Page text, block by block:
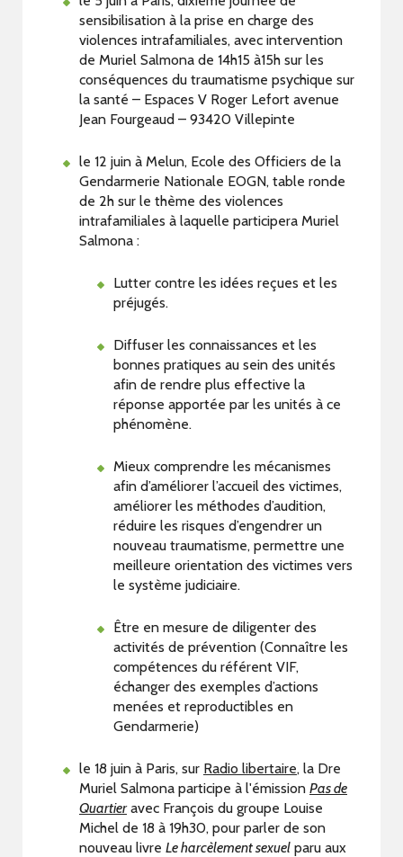
sensibilisation à la prise en charge des
violences intrafamiliales, avec intervention
de Muriel Salmona de 14h15 à15h sur les
conséquences du traumatisme psychique sur
la santé – Espaces V Roger Lefort avenue
Jean Fourgeaud – 93420 Villepinte
le 12 juin à Melun, Ecole des Officiers de la
Gendarmerie Nationale EOGN, table ronde
de 2h sur le thème des violences
intrafamiliales à laquelle participera Muriel
Salmona :
Lutter contre les idées reçues et les
préjugés.
Diffuser les connaissances et les
bonnes pratiques au sein des unités
afin de rendre plus effective la
réponse apportée par les unités à ce
phénomène.
Mieux comprendre les mécanismes
afin d’améliorer l’accueil des victimes,
améliorer les méthodes d’audition,
réduire les risques d’engendrer un
nouveau traumatisme, permettre une
meilleure orientation des victimes vers
le système judiciaire.
Être en mesure de diligenter des
activités de prévention (Connaître les
compétences du référent VIF,
échanger des exemples d’actions
menées et reproductibles en
Gendarmerie)
le 18 juin à Paris, sur Radio libertaire, la Dre
Muriel Salmona participe à l'émission Pas de
Quartieravec François du groupe Louise
Michel de 18 à 19h30, pour parler de son
nouveau livre Le harcèlement sexuel paru aux